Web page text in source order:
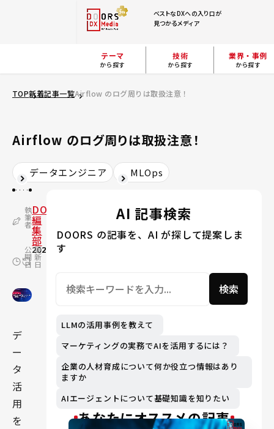
ベストなDXへの入り口が
見つかるメディア
テーマ
から探す
技術
から探す
業界・事例
から探す
TOP新着記事一覧Airflow のログ周りは取扱注意！
Airflow のログ周りは取扱注意！
データエンジニア MLOps
執
筆
者
DOORS
編
集
部
公
開
日
2022.12.20
更
新
日
2024.03.11
デ
ー
タ
活
用
を
AI 記事検索
DOORS の記事を、AI が探して提案しま
す
検索
LLMの活用事例を教えて
マーケティングの実務でAIを活用するには？
企業の人材育成について何か役立つ情報はあり
ますか
AIエージェントについて基礎知識を知りたい
あなたにオススメの記事